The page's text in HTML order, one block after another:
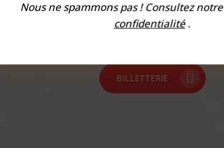
BILLETTERIE
Nous ne spammons pas ! Consultez notre
confidentialité.